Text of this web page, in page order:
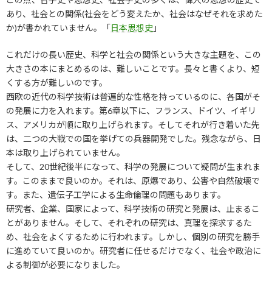
あり、社会との関係(社会をどう変えたか、社会はなぜそれを求めた
か)が書かれていません。「日本思想史 」
これだけの長い歴史、科学と社会の関係という大きな主題を、この
大きさの本にまとめるのは、難しいことです。長々と書くより、短
くする方が難しいのです。
西欧の近代の科学技術は普遍的な性格を持っているのに、各国がそ
の発展に力を入れます。第6章以下に、フランス、ドイツ、イギリ
ス、アメリカが順に取り上げられます。そしてそれが行き着いた先
は、二つの大戦での国を挙げての兵器開発でした。残念ながら、日
本は取り上げられていません。
そして、20世紀後半になって、科学の発展について疑問が生まれま
す。このままで良いのか。それは、原爆であり、公害や自然破壊で
す。また、遺伝子工学による生命倫理の問題もあります。
研究者、企業、国家によって、科学技術の研究と発展は、止まるこ
とがありません。そして、それぞれの研究は、真理を探求するた
め、社会をよくするために行われます。しかし、個別の研究を勝手
に進めていて良いのか。研究者に任せるだけでなく、社会や政治に
よる制御が必要になりました。